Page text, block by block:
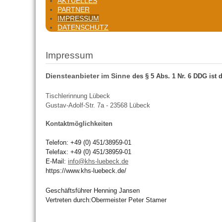
PARTNER
IMPRESSUM
DATENSCHUTZ
Impressum
Diensteanbieter im Sinne des § 5 Abs. 1 Nr. 6 DDG ist
Tischlerinnung Lübeck
Gustav-Adolf-Str. 7a - 23568 Lübeck
Kontaktmöglichkeiten
Telefon: +49 (0) 451/38959-01
Telefax: +49 (0) 451/38959-01
E-Mail: info@khs-luebeck.de
https://www.khs-luebeck.de/
Geschäftsführer Henning Jansen
Vertreten durch:Obermeister Peter Stamer